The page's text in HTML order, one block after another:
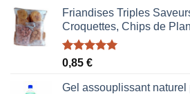
Friandises Triples
Croquettes, Chips de
Note5.00
0,85 €
Gel assouplissant naturel